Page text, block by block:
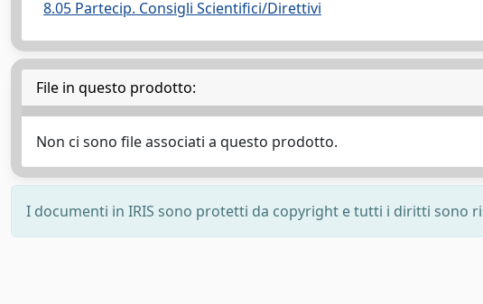
8.05 Partecip. Consigli Scientifici/Direttivi
File in questo prodotto:
Non ci sono file associati a questo prodotto.
I documenti in IRIS sono protetti da copyright e tutti i diritti sono